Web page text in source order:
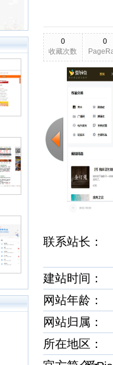
0
收藏次数
0
2026-03-21
联系站长
建站时间
网站年龄：
网站归属：
所在地区